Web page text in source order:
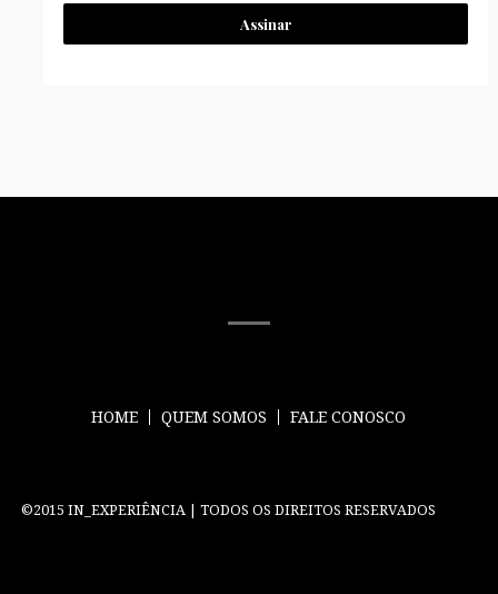
Assinar
HOME QUEM SOMOS FALE CONOSCO
©2015 IN_EXPERIÊNCIA | TODOS OS DIREITOS RESERVADOS